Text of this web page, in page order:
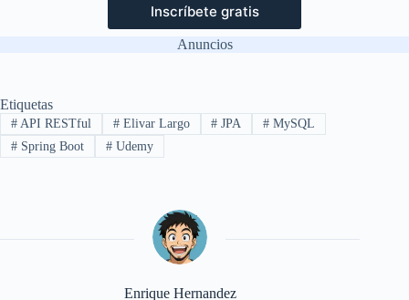
Inscríbete gratis
Anuncios
Etiquetas
#API RESTful #Elivar Largo # JPA # MySQL
#Spring Boot #Udemy
Enrique Hernandez